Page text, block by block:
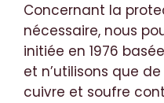
Concernant la
nécessaire, nous
initiée en 1976
et n’utilisons que
cuivre et soufre